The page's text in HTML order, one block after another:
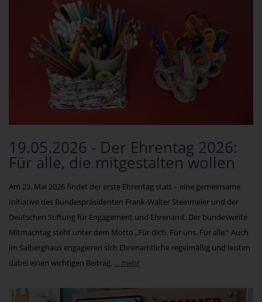
19.05.2026 - Der Ehrentag 2026:
Für alle, die mitgestalten wollen
Am 23. Mai 2026 findet der erste Ehrentag statt – eine gemeinsame
Initiative des Bundespräsidenten Frank-Walter Steinmeier und der
Deutschen Stiftung für Engagement und Ehrenamt. Der bundesweite
Mitmachtag steht unter dem Motto „Für dich. Für uns. Für alle.“ Auch
im Salberghaus engagieren sich Ehrenamtliche regelmäßig und leisten
dabei einen wichtigen Beitrag. ... mehr